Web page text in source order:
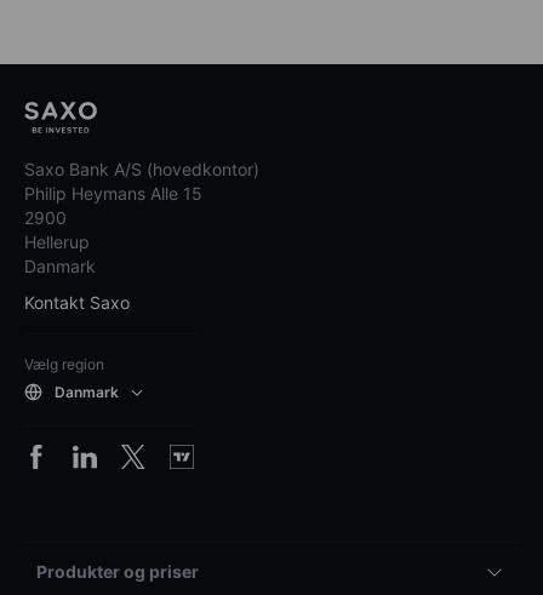
Saxo Bank A/S (hovedkontor)
Philip Heymans Alle 15
2900
Hellerup
Danmark
Kontakt Saxo
Vælg region
Danmark
Produkter og priser